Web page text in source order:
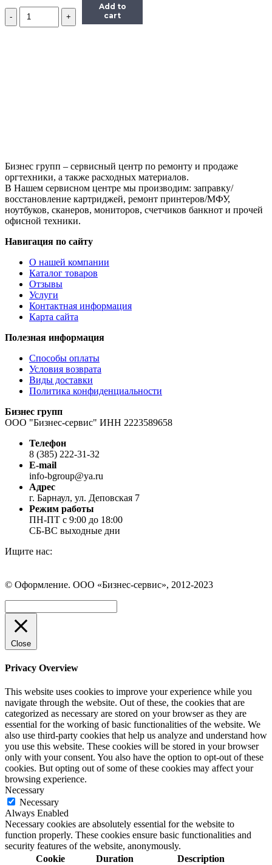
Количество
Концентратор
Add to
cart
Бизнес групп – сервисный центр по ремонту и продаже
оргтехники, а также расходных материалов.
В Нашем сервисном центре мы производим: заправку/
восстановление картриджей, ремонт принтеров/МФУ,
ноутбуков, сканеров, мониторов, счетчиков банкнот и прочей
офисной техники.
Навигация по сайту
О нашей компании
Каталог товаров
Отзывы
Услуги
Контактная информация
Карта сайта
Полезная информация
Способы оплаты
Условия возврата
Виды доставки
Политика конфиденциальности
Бизнес групп
ООО "Бизнес-сервис" ИНН 2223589658
Телефон
8 (385) 222-31-32
E-mail
info-bgroup@ya.ru
Адрес
г. Барнаул, ул. Деповская 7
Режим работы
ПН-ПТ с 9:00 до 18:00
СБ-ВС выходные дни
Ищите нас:
Вконтакте
открывается
в
новом
окне
WhatsApp
открывается
в
новом
окне
Telegram
открывается
в
новом
окне
© Оформление. ООО «Бизнес-сервис», 2012-2023
Close
Privacy Overview
This website uses cookies to improve your experience while you
navigate through the website. Out of these, the cookies that are
categorized as necessary are stored on your browser as they are
essential for the working of basic functionalities of the website. We
also use third-party cookies that help us analyze and understand how
you use this website. These cookies will be stored in your browser
only with your consent. You also have the option to opt-out of these
cookies. But opting out of some of these cookies may affect your
browsing experience.
Necessary
Necessary
Always Enabled
Necessary cookies are absolutely essential for the website to
function properly. These cookies ensure basic functionalities and
security features of the website, anonymously.
Cookie
Duration Description